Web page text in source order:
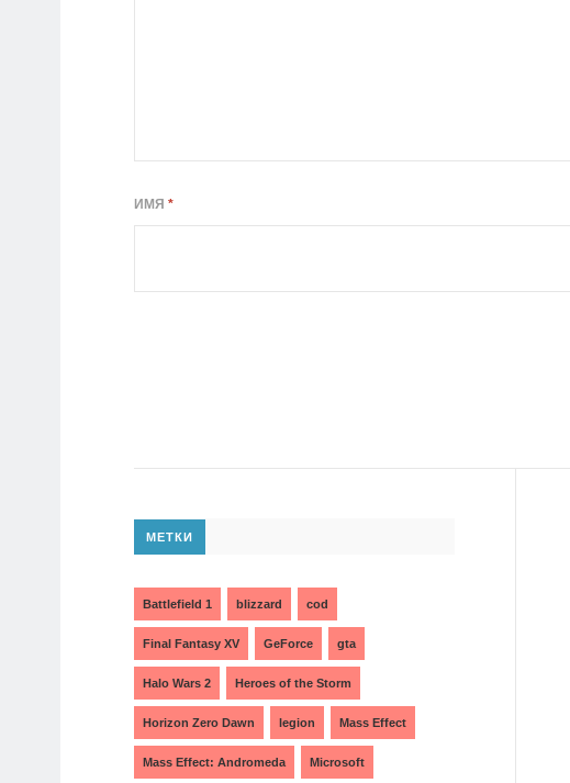
ИМЯ *
МЕТКИ
Battlefield 1 blizzard cod
Final Fantasy XV GeForce gta
Halo Wars 2 Heroes of the Storm
Horizon Zero Dawn legion Mass Effect
Mass Effect: Andromeda Microsoft